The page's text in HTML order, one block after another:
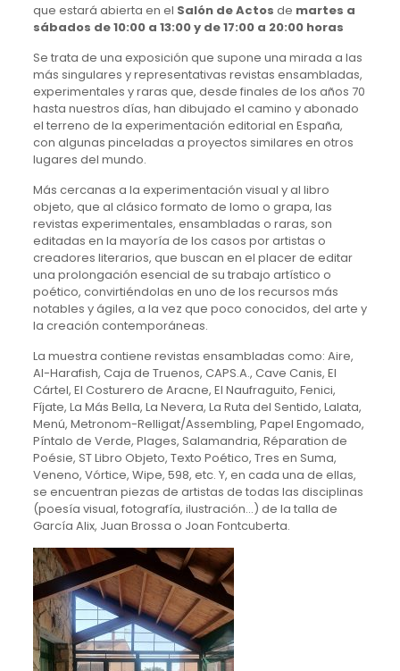
que estará abierta en el Salón de Actos de martes a
sábados de 10:00 a 13:00 y de 17:00 a 20:00 horas
Se trata de una exposición que supone una mirada a las
más singulares y representativas revistas ensambladas,
experimentales y raras que, desde finales de los años 70
hasta nuestros días, han dibujado el camino y abonado
el terreno de la experimentación editorial en España,
con algunas pinceladas a proyectos similares en otros
lugares del mundo.
Más cercanas a la experimentación visual y al libro
objeto, que al clásico formato de lomo o grapa, las
revistas experimentales, ensambladas o raras, son
editadas en la mayoría de los casos por artistas o
creadores literarios, que buscan en el placer de editar
una prolongación esencial de su trabajo artístico o
poético, convirtiéndolas en uno de los recursos más
notables y ágiles, a la vez que poco conocidos, del arte y
la creación contemporáneas.
La muestra contiene revistas ensambladas como: Aire,
Al-Harafish, Caja de Truenos, CAPS.A., Cave Canis, El
Cártel, El Costurero de Aracne, El Naufraguito, Fenici,
Fíjate, La Más Bella, La Nevera, La Ruta del Sentido, Lalata,
Menú, Metronom-Relligat/Assembling, Papel Engomado,
Píntalo de Verde, Plages, Salamandria, Réparation de
Poésie, ST Libro Objeto, Texto Poético, Tres en Suma,
Veneno, Vórtice, Wipe, 598, etc. Y, en cada una de ellas,
se encuentran piezas de artistas de todas las disciplinas
(poesía visual, fotografía, ilustración…) de la talla de
García Alix, Juan Brossa o Joan Fontcuberta.